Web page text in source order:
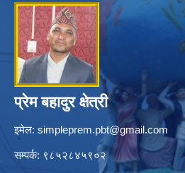
प्रेम बहादुर क्षेत्री
इमेल: simpleprem.pbt@gmail.com
सम्पर्क: ९८५२८४५९०२